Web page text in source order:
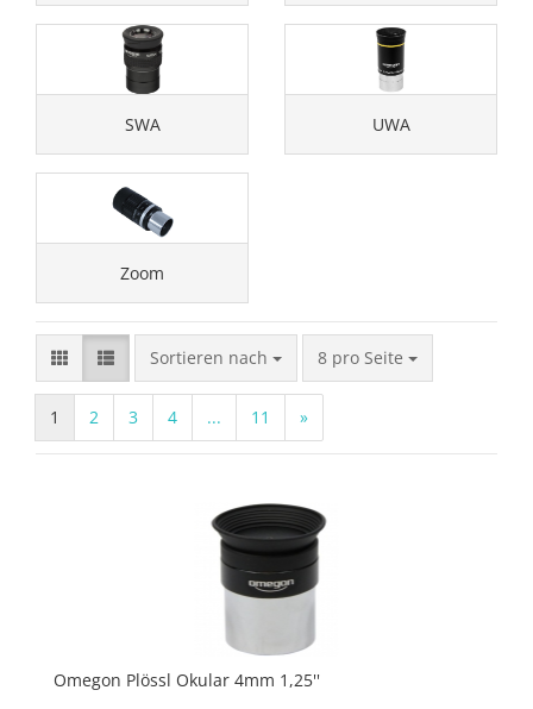
SWA UWA
Zoom
Sortieren nach
Sortieren nach 8 pro Seite
pro Seite
1 2 3 4 ... 11 »
Omegon Plössl Okular 4mm 1,25''